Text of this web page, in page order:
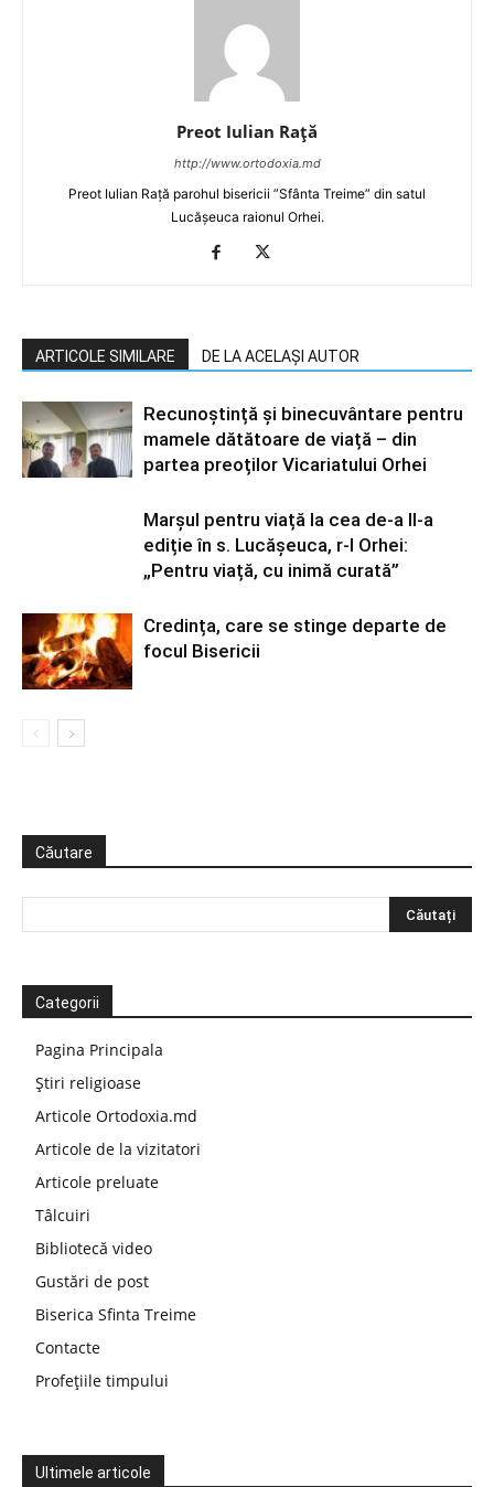
Preot Iulian Raţă
http://www.ortodoxia.md
Preot Iulian Rață parohul bisericii ”Sfânta Treime” din satul
Lucășeuca raionul Orhei.
ARTICOLE SIMILARE DE LA ACELAȘI AUTOR
Recunoștință și binecuvântare pentru
mamele dătătoare de viață – din
partea preoților Vicariatului Orhei
Marșul pentru viață la cea de-a II-a
ediție în s. Lucășeuca, r-l Orhei:
„Pentru viață, cu inimă curată”
Credința, care se stinge departe de
focul Bisericii
Căutare
Categorii
Pagina Principala
Știri religioase
Articole Ortodoxia.md
Articole de la vizitatori
Articole preluate
Tâlcuiri
Bibliotecă video
Gustări de post
Biserica Sfinta Treime
Contacte
Profețiile timpului
Ultimele articole